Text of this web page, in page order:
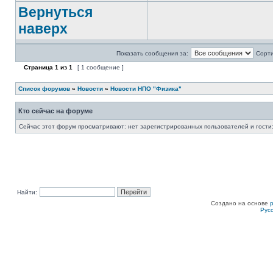
Вернуться
наверх
Показать сообщения за:
Страница 1 из 1 [ 1 сообщение ]
Список форумов » Новости » Новости НПО "Физика"
Кто сейчас на форуме
Сейчас этот форум просматривают: нет зарегистрированных пользователей и
Найти:
Создано на основе